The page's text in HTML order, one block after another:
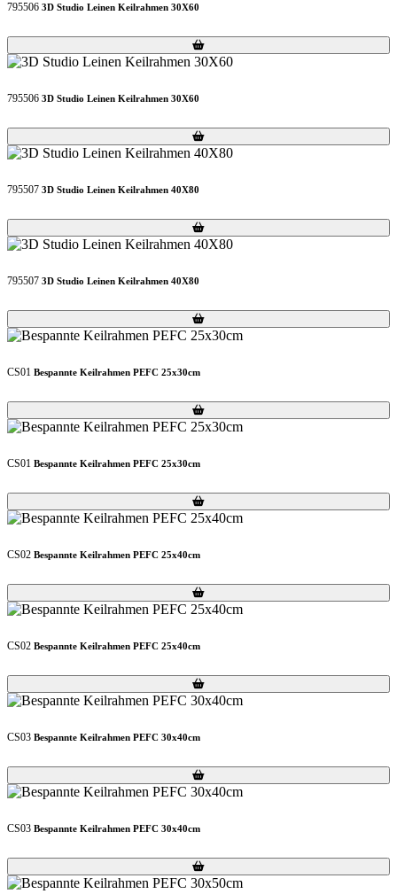
795506 3D Studio Leinen Keilrahmen 30X60
Loading...
Loading...
795506 3D Studio Leinen Keilrahmen 30X60
Loading...
Loading...
795507 3D Studio Leinen Keilrahmen 40X80
Loading...
Loading...
795507 3D Studio Leinen Keilrahmen 40X80
Loading...
Loading...
CS01 Bespannte Keilrahmen PEFC 25x30cm
Loading...
Loading...
CS01 Bespannte Keilrahmen PEFC 25x30cm
Loading...
Loading...
CS02 Bespannte Keilrahmen PEFC 25x40cm
Loading...
Loading...
CS02 Bespannte Keilrahmen PEFC 25x40cm
Loading...
Loading...
CS03 Bespannte Keilrahmen PEFC 30x40cm
Loading...
Loading...
CS03 Bespannte Keilrahmen PEFC 30x40cm
Loading...
Loading...